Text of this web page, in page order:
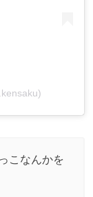
こなんかを